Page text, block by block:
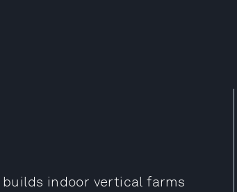
indoor vertical farms